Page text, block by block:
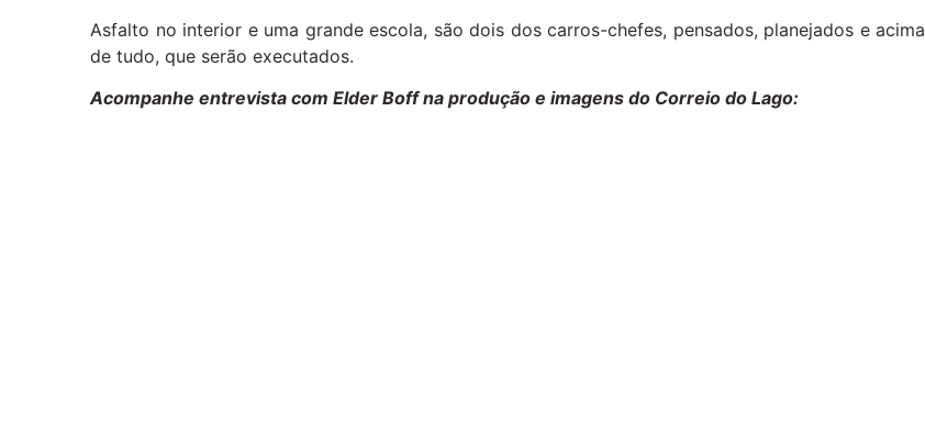
Asfalto no interior e uma grande escola, são dois dos carros-chefes, pensados, planejados e acima
de tudo, que serão executados.
Acompanhe entrevista com Elder Boff na produção e imagens do Correio do Lago: